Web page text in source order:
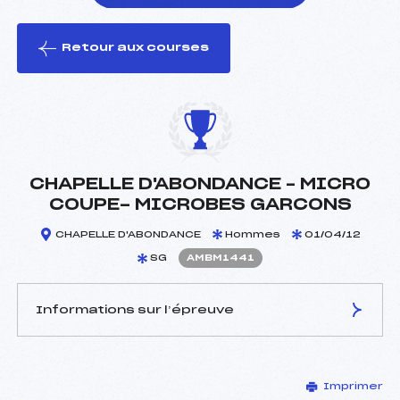
le ski
Retour aux courses
CHAPELLE D'ABONDANCE – MICRO
COUPE- MICROBES GARCONS
CHAPELLE D'ABONDANCE Hommes 01/04/12
SG AMBM1441
Informations sur l’épreuve
PREMAT PIERRE ()
Imprimer